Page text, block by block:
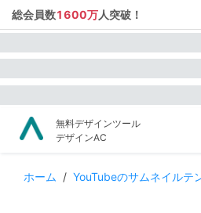
総会員数1600万人突破！
無料デザインツール
デザインAC
ホーム / YouTubeのサムネイルテ